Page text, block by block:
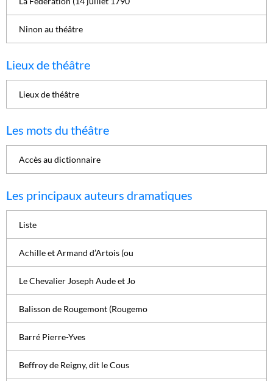
Ninon au théâtre
Lieux de théâtre
Lieux de théâtre
Les mots du théâtre
Accès au dictionnaire
Les principaux auteurs dramatiques
Liste
Achille et Armand d’Artois (ou
Le Chevalier Joseph Aude et Jo
Balisson de Rougemont (Rougemo
Barré Pierre-Yves
Beffroy de Reigny, dit le Cous